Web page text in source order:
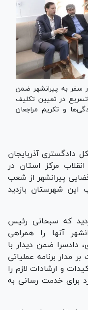
سفر به پیرانشهر ضمن
تسریع در تعیین تکلیف
و تکریم مراجعان
دادگستری آذربایجان
مرکز استان در
پیرانشهر از شعب
این شهرستان بازدید
که سبحانی رئیس
آنها را همراهی
دادسرا ضمن دیدار با
مدار برنامه عملیاتی
و ارشادات لازم را
برای خدمت رسانی به